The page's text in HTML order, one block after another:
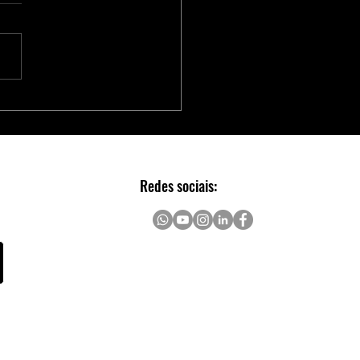
a Mobilidade Elétrica:
Redes sociais: